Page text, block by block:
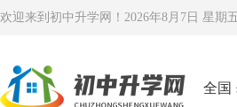
欢迎来到初中升学网！ 2026年8月7日 星期五
全国